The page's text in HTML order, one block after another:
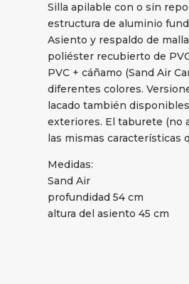
Silla apilable con o sin
estructura de aluminio
Asiento y respaldo de
poliéster recubierto de
PVC + cáñamo (Sand Air
diferentes colores.
lacado también
exteriores. El taburete (no
las mismas características
Medidas:
Sand Air
profundidad 54 cm
altura del asiento 45 cm